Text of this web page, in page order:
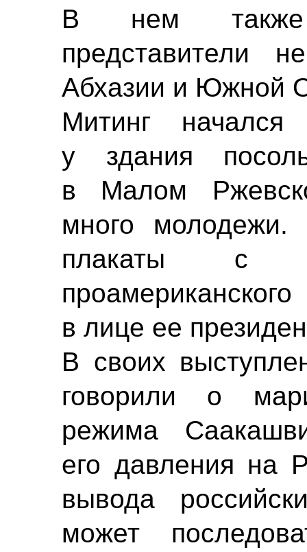
В нем также
представители
Абхазии и Южной
Митинг
у здания
в Малом
много
плакаты с
в лице ее
В своих
говорили о
режима
его давления на
вывода
может